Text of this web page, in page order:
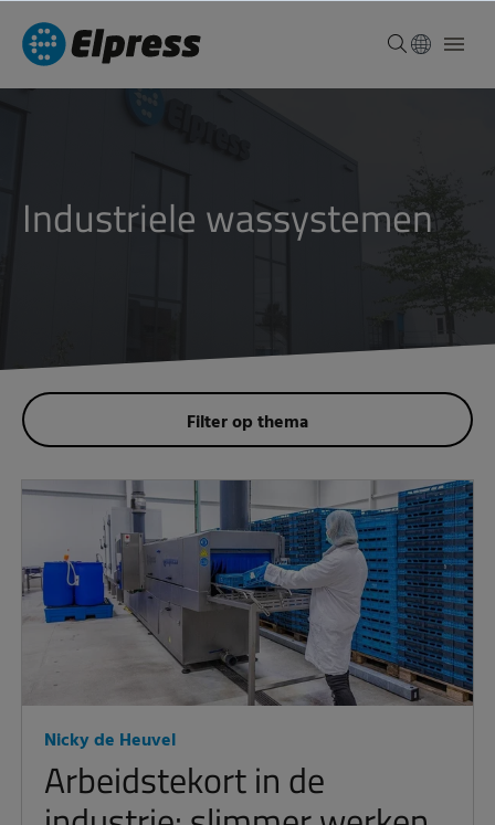
industriele wassystemen
Filter op thema
Nicky de Heuvel
Arbeidstekort in de